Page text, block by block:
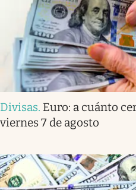
Divisas. Euro: a cuánto
viernes 7 de agosto